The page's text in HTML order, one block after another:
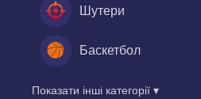
Шутери
Баскетбол
Показати інші категорії ▾